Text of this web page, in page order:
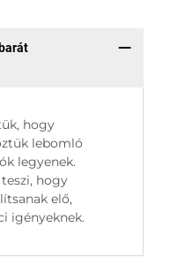
hogy
lebomló
legyenek.
hogy
elő,
igényeknek.